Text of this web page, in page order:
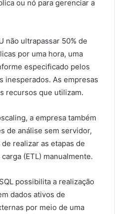
ou nó para gerenciar a
não ultrapassar 50% de
por uma hora, uma
especificado pelos
inesperados. As empresas
recursos que utilizam.
a empresa também
de análise sem servidor,
realizar as etapas de
(ETL) manualmente.
possibilita a realização
dados ativos de
por meio de uma